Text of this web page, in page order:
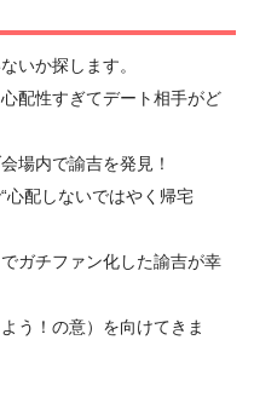
いか探します。
配性すぎてデート相手がど
場内で諭吉を発見！
心配しないではやく帰宅
ガチファン化した諭吉が幸
う！の意）を向けてきま